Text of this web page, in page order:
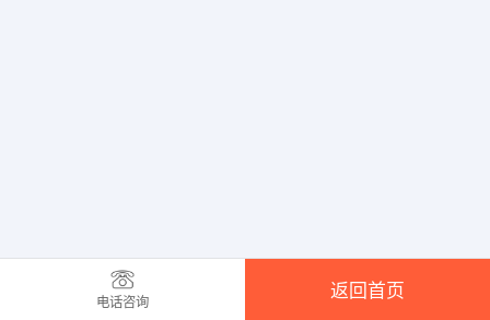
电话咨询
返回首页